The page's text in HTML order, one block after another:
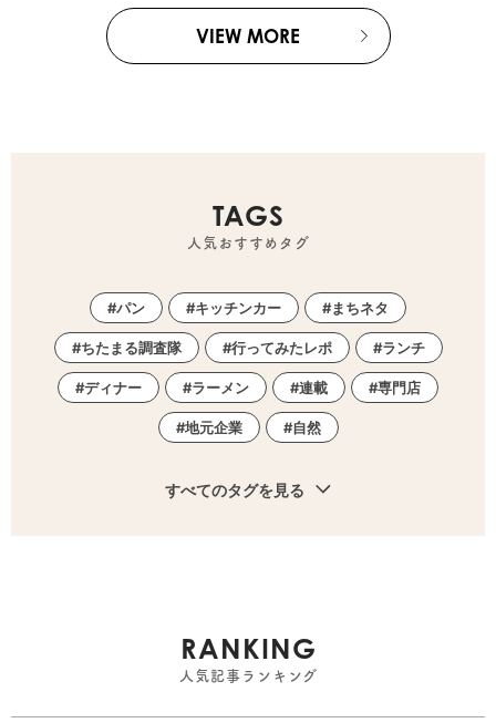
VIEW MORE
TAGS
人気おすすめタグ
パン キッチンカー まちネタ
ちたまる調査隊 行ってみたレポ ランチ
ディナー ラーメン 連載 専門店
地元企業 自然
すべてのタグを見る
RANKING
人気記事ランキング